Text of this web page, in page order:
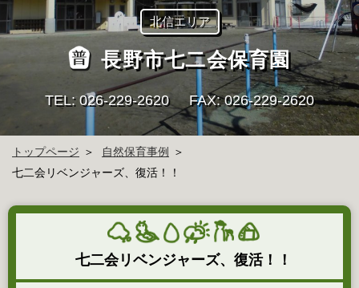
北信エリア
長野市七二会保育園
TEL: 026‐229‐2620 FAX: 026‐229‐2620
トップページ
自然保育事例
七二会リベンジャーズ、復活！！
七二会リベンジャーズ、復活！！